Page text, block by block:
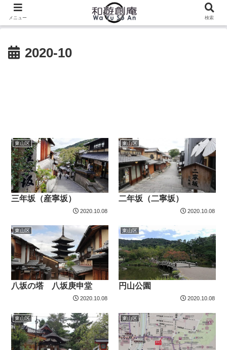
2020-10
東山区
三年坂（産寧坂）
2020.10.08
東山区
二年坂（二寧坂）
2020.10.08
東山区
八坂の塔 八坂庚申堂
2020.10.08
東山区
円山公園
2020.10.08
東山区 東山区
メニュー 検索